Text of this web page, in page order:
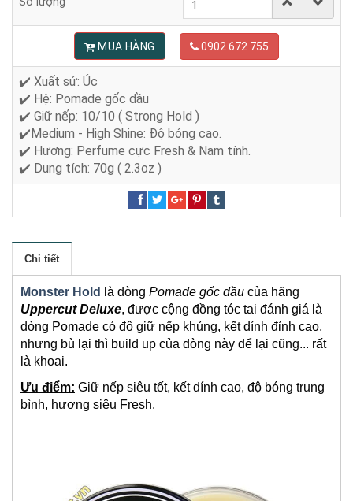
MUA HÀNG 0902 672 755
✔️ Xuất sứ: Úc
✔️ Hệ: Pomade gốc dầu
✔️ Giữ nếp: 10/10 ( Strong Hold )
✔️Medium - High Shine: Độ bóng cao.
✔️ Hương: Perfume cực Fresh & Nam tính.
✔️ Dung tích: 70g ( 2.3oz )
Chi tiết
Monster Hold là dòng Pomade gốc dầu của hãng
Uppercut Deluxe, được cộng đồng tóc tai đánh giá là
dòng Pomade có độ giữ nếp khủng, kết dính đỉnh cao,
nhưng bù lại thì build up của dòng này để lại cũng... rất
là khoai.
Ưu điểm: Giữ nếp siêu tốt, kết dính cao, độ bóng trung
bình, hương siêu Fresh.